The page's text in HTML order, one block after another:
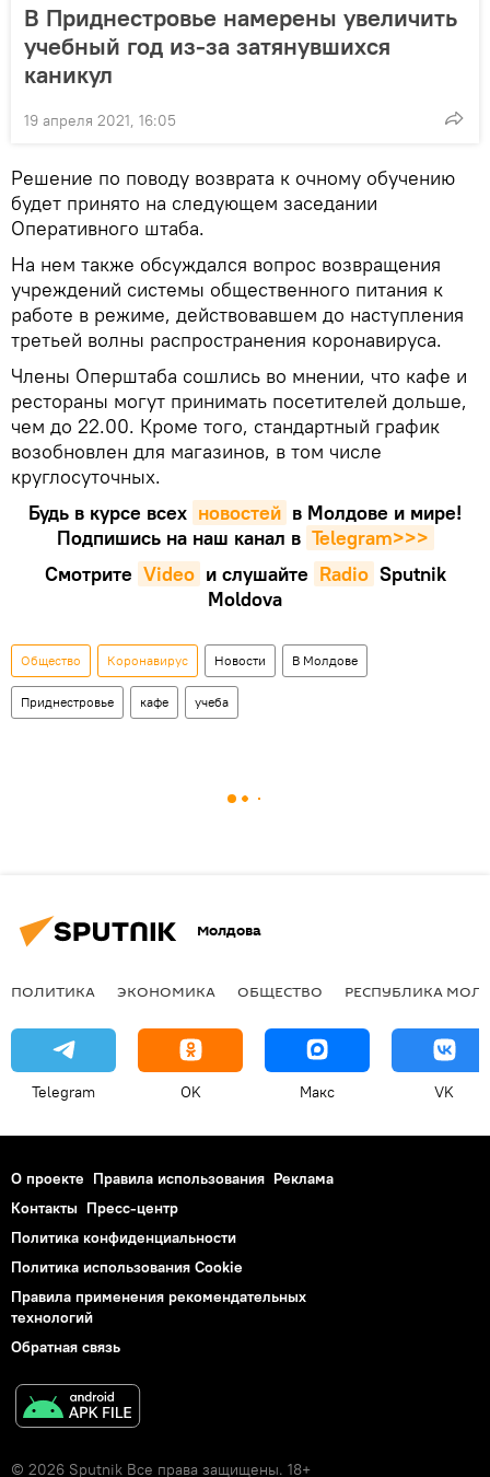
В Приднестровье намерены увеличить
учебный год из-за затянувшихся
каникул
19 апреля 2021, 16:05
Решение по поводу возврата к очному обучению
будет принято на следующем заседании
Оперативного штаба.
На нем также обсуждался вопрос возвращения
учреждений системы общественного питания к
работе в режиме, действовавшем до наступления
третьей волны распространения коронавируса.
Члены Оперштаба сошлись во мнении, что кафе и
рестораны могут принимать посетителей дольше,
чем до 22.00. Кроме того, стандартный график
возобновлен для магазинов, в том числе
круглосуточных.
Будь в курсе всех новостей в Молдове и мире!
Подпишись на наш канал в Telegram>>>
Смотрите Video и слушайте Radio Sputnik
Moldova
Общество Коронавирус Новости В Молдове
Приднестровье кафе учеба
Молдова
ПОЛИТИКА ЭКОНОМИКА ОБЩЕСТВО РЕСПУБЛИКА
Telegram OK Макс VK
О проекте Правила использования Реклама
Контакты Пресс-центр
Политика конфиденциальности
Политика использования Cookie
Правила применения рекомендательных
технологий
Обратная связь
© 2026 Sputnik Все права защищены. 18+